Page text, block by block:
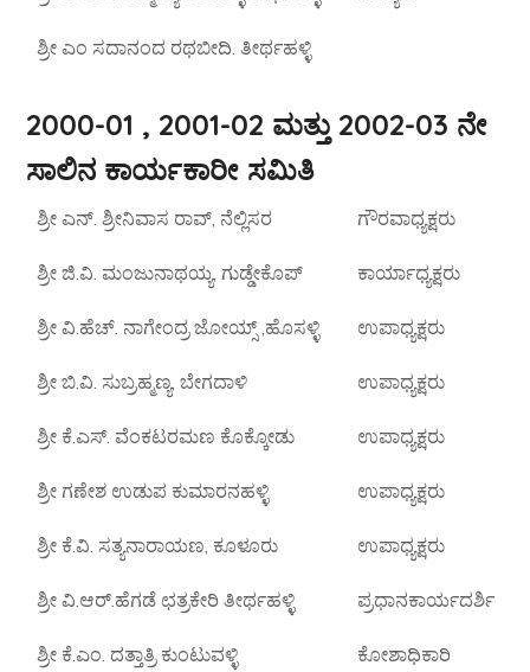
ಶ್ರೀ ಎಂ ಸದಾನಂದ ರಥಬೀದಿ. ತೀರ್ಥಹಳ್ಳಿ
2000-01 , 2001-02 ಮತ್ತು 2002-03 ನೇ
ಸಾಲಿನ ಕಾರ್ಯಕಾರೀ ಸಮಿತಿ
ಶ್ರೀ ಎನ್. ಶ್ರೀನಿವಾಸ ರಾವ್, ನೆಲ್ಲಿಸರ ಗೌರವಾಧ್ಯಕ್ಷರು
ಶ್ರೀ ಜಿ.ವಿ. ಮಂಜುನಾಥಯ್ಯ, ಗುಡ್ಡೇಕೊಪ್ ಕಾರ್ಯಾಧ್ಯಕ್ಷರು
ಶ್ರೀ ವಿ.ಹೆಚ್. ನಾಗೇಂದ್ರ ಜೋಯ್ಸ್ ,ಹೊಸಳ್ಳಿ ಉಪಾಧ್ಯಕ್ಷರು
ಶ್ರೀ ಬಿ.ವಿ. ಸುಬ್ರಹ್ಮಣ್ಯ, ಬೇಗದಾಳಿ ಉಪಾಧ್ಯಕ್ಷರು
ಶ್ರೀ ಕೆ.ಎಸ್. ವೆಂಕಟರಮಣ ಕೊಕ್ಕೋಡು ಉಪಾಧ್ಯಕ್ಷರು
ಶ್ರೀ ಗಣೇಶ ಉಡುಪ ಕುಮಾರನಹಳ್ಳಿ ಉಪಾಧ್ಯಕ್ಷರು
ಶ್ರೀ ಕೆ.ವಿ. ಸತ್ಯನಾರಾಯಣ, ಕೂಳೂರು ಉಪಾಧ್ಯಕ್ಷರು
ಶ್ರೀ ವಿ.ಆರ್.ಹೆಗಡೆ ಛತ್ರಕೇರಿ ತೀರ್ಥಹಳ್ಳಿ ಪ್ರಧಾನಕಾರ್ಯದರ್ಶಿ
ಶ್ರೀ ಕೆ.ಎಂ. ದತ್ತಾತ್ರಿ ಕುಂಟುವಳ್ಳಿ ಕೋಶಾಧಿಕಾರಿ